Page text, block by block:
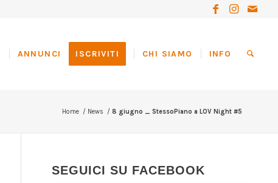
ANNUNCI ISCRIVITI CHI SIAMO INFO
Home / News / 8 giugno _ StessoPiano a LOV Night #5
SEGUICI SU FACEBOOK